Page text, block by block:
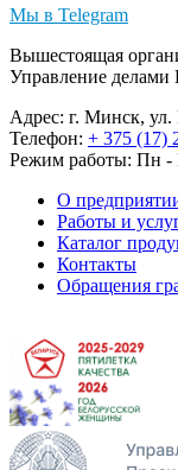
Мы в Telegram
Вышестоящая
Управление делами
Адрес: г. Минск,
Телефон: + 375 (17)
Режим работы: Пн -
О
Работы и
Каталог
Контакты
Обращения